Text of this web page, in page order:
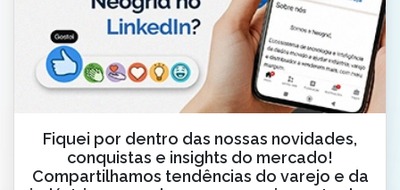
Fiquei por dentro das nossas novidades,
conquistas e insights do mercado!
Compartilhamos tendências do varejo e da